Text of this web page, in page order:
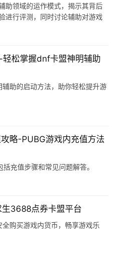
助领域的运作模式，揭示其背后
进行评测，同时讨论辅助对游戏
松掌握dnf卡盟神明辅助
助的启动方法，助你轻松提升游
略-PUBG游戏内充值方法
充值步骤和常见问题解答。
3688点券卡盟平台
购买游戏内货币，畅享游戏乐